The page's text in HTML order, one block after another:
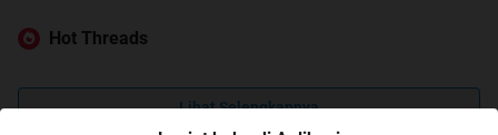
Hot Threads
Lihat Selengkapnya